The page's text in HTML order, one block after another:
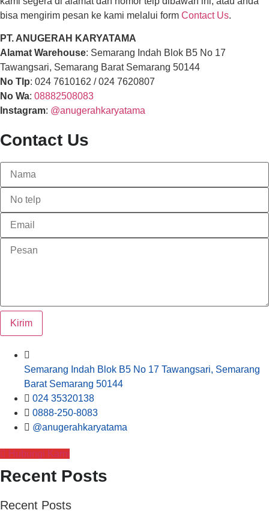
bisa mengirim pesan ke kami melalui form Contact Us.
PT. ANUGERAH KARYATAMA
Alamat Warehouse: Semarang Indah Blok B5 No 17
Tawangsari, Semarang Barat Semarang 50144
No Tlp: 024 7610162 / 024 7620807
No Wa: 08882508083
Instagram: @anugerahkaryatama
Contact Us
Kirim
Semarang Indah Blok B5 No 17 Tawangsari, Semarang
Barat Semarang 50144
024 35320138
0888-250-8083
@anugerahkaryatama
Hubungi Kami
Recent Posts
Recent Posts